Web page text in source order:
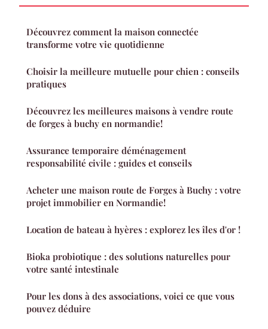
Découvrez comment la maison connectée
transforme votre vie quotidienne
Choisir la meilleure mutuelle pour chien : conseils
pratiques
Découvrez les meilleures maisons à vendre route
de forges à buchy en normandie!
Assurance temporaire déménagement
responsabilité civile : guides et conseils
Acheter une maison route de Forges à Buchy : votre
projet immobilier en Normandie!
Location de bateau à hyères : explorez les îles d'or !
Bioka probiotique : des solutions naturelles pour
votre santé intestinale
Pour les dons à des associations, voici ce que vous
pouvez déduire